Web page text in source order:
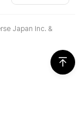
Japan Inc. &